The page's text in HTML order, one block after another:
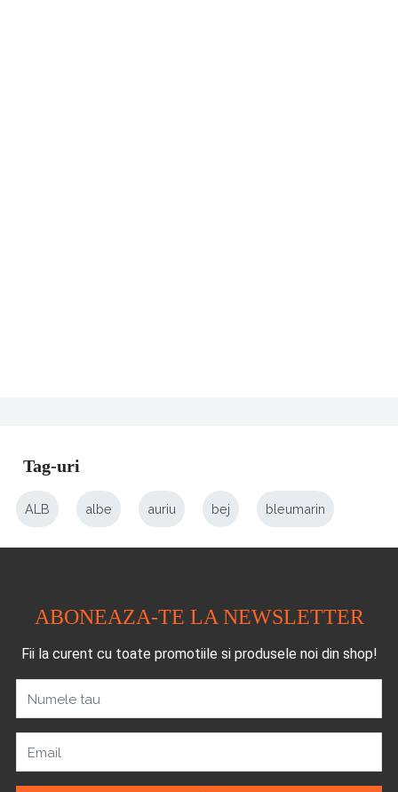
Tag-uri
ALB albe auriu bej bleumarin
ABONEAZA-TE LA NEWSLETTER
Fii la curent cu toate promotiile si produsele noi din shop!
Numele tau
Email